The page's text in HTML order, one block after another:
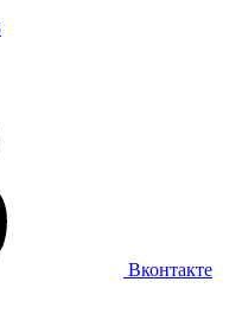
Вконтакте